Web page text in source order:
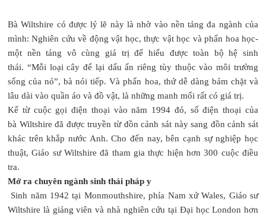
Bà Wiltshire có được lý lẽ này là nhờ vào nền tảng đa ngành của
mình: Nghiên cứu về động vật học, thực vật học và phấn hoa học-
một nền tảng vô cùng giá trị để hiểu được toàn bộ hệ sinh
thái. “Mỗi loại cây để lại dấu ấn riêng tùy thuộc vào môi trường
sống của nó”, bà nói tiếp. Và phấn hoa, thứ dễ dàng bám chặt và
lâu dài vào quần áo và đồ vật, là những manh mối rất có giá trị.
Kể từ cuộc gọi điện thoại vào năm 1994 đó, số điện thoại của
bà Wiltshire đã được truyền từ đồn cảnh sát này sang đồn cảnh sát
khác trên khắp nước Anh. Cho đến nay, bên cạnh sự nghiệp học
thuật, Giáo sư Wiltshire đã tham gia thực hiện hơn 300 cuộc điều
tra.
Mở ra chuyên ngành sinh thái pháp y
Sinh năm 1942 tại Monmouthshire, phía Nam xứ Wales, Giáo sư
Wiltshire là giảng viên và nhà nghiên cứu tại Đại học London hơn